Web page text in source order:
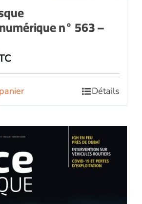
n° 563 –
Détails